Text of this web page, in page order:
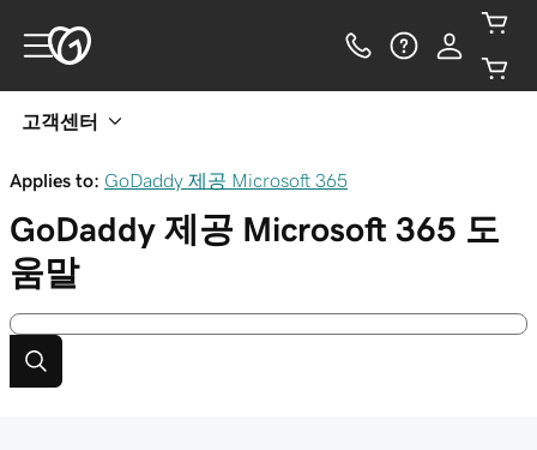
고객센터
Applies to: GoDaddy 제공 Microsoft 365
GoDaddy 제공 Microsoft 365 도
움말